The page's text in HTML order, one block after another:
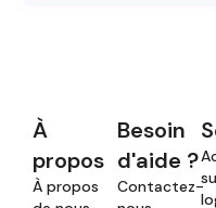
À
propos
À propos
Besoin
d'aide ?
Contactez-